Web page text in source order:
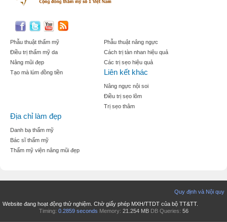
Phẫu thuật thẩm mỹ
Điều trị thẩm mỹ da
Nâng mũi đẹp
Tạo mà lúm đồng tiền
Phẫu thuật nâng ngực
Cách trị tàn nhan hiệu quả
Các trị sẹo hiệu quả
Liên kết khác
Nâng ngực nội soi
Điều trị sẹo lõm
Trị sẹo thâm
Địa chỉ làm đẹp
Danh bạ thẩm mỹ
Bác sĩ thẩm mỹ
Thẩm mỹ viện nâng mũi đẹp
Quy định và Nội quy
Website đang hoạt động thử nghiệm. Chờ giấy phép MXH/TTDT của bộ TT&TT.
Timing: 0.2859 seconds Memory: 21.254 MB DB Queries: 56